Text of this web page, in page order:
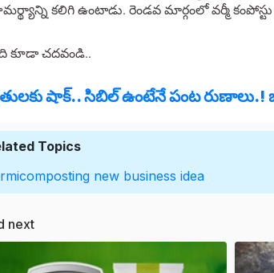
కలిగి ఉంటాడు. రెండవ మార్గంలో వర్మీ
కూడా చదవండి..
షాక్.. సిబిల్ ఉంటేనే పంట రుణాలు.!
Topics
new business idea
next